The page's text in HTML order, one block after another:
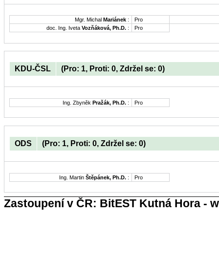
Mgr. Michal Mariánek :
Pro
doc. Ing. Iveta Vozňáková, Ph.D. : Pro
KDU-ČSL (Pro: 1, Proti: 0, Zdržel se: 0)
Ing. Zbyněk Pražák, Ph.D. : Pro
ODS (Pro: 1, Proti: 0, Zdržel se: 0)
Ing. Martin Štěpánek, Ph.D. : Pro
Zastoupení v ČR: BitEST Kutná Hora -